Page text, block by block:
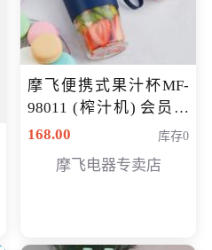
摩飞便携式果汁杯MF-
98011 (榨汁机) 会员专
享价138元
168.00 库存0
摩飞电器专卖店